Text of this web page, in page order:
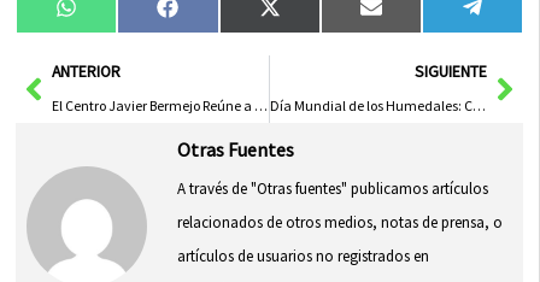
Compartir
en
WhatsAppCompartir
en
FacebookCompartir
en
X
(Twitter)
Compartir
en
Email
en
AntANTERIOR
El Centro Javier Bermejo Reúne a Más de 160 Competidores en Campeonato Regional de Atletismo
SIGUIENTE
Día Mundial de los Humedales: Celebrando la Vida en los Ecosistemas de Castilla-La Mancha
Otras Fuentes
A través de "Otras fuentes" publicamos artículos
relacionados de otros medios, notas de prensa, o
artículos de usuarios no registrados en